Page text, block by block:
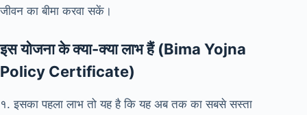
जीवन का बीमा करवा सकें।
इस योजना के क्या-क्या लाभ हैं (Bima Yojna
Policy Certificate)
१. इसका पहला लाभ तो यह है कि यह अब तक का सबसे सस्ता